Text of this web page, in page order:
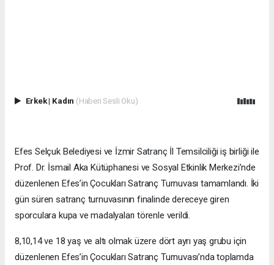
Erkek| Kadın (Haberi Sesli Oku)
Efes Selçuk Belediyesi ve İzmir Satranç İl Temsilciliği iş birliği ile
Prof. Dr. İsmail Aka Kütüphanesi ve Sosyal Etkinlik Merkezi’nde
düzenlenen Efes’in Çocukları Satranç Turnuvası tamamlandı. İki
gün süren satranç turnuvasının finalinde dereceye giren
sporculara kupa ve madalyaları törenle verildi.
8,10,14 ve 18 yaş ve altı olmak üzere dört ayrı yaş grubu için
düzenlenen Efes’in Çocukları Satranç Turnuvası’nda toplamda